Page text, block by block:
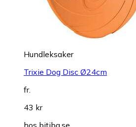
Hundleksaker
Trixie Dog Disc Ø24cm
fr.
43 kr
hos bitiba.se